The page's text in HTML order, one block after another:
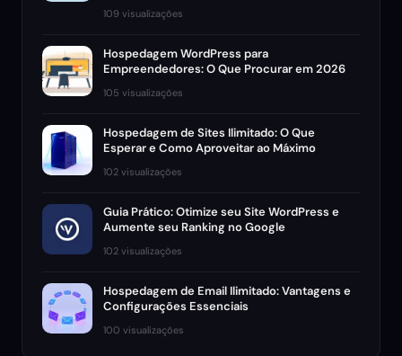
109 visualizações
Hospedagem WordPress para
Empreendedores: O Que Procurar em 2026
105 visualizações
Hospedagem de Sites Ilimitado: O Que
Esperar e Como Aproveitar ao Máximo
102 visualizações
Guia Prático: Otimize seu Site WordPress e
Aumente seu Ranking no Google
102 visualizações
Hospedagem de Email Ilimitado: Vantagens e
Configurações Essenciais
100 visualizações